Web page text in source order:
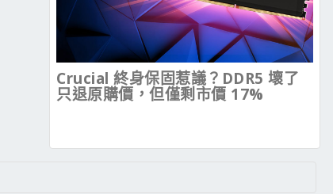
Crucial 終身保固惹議？DDR5 壞了
只退原購價，但僅剩市價 17%